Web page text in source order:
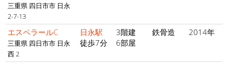
三重県 四日市市 日永
2-7-13
エスペラールC
三重県 四日市市 日永
西 2
日永駅
徒歩7分
3階建
6部屋
鉄骨造 2014年